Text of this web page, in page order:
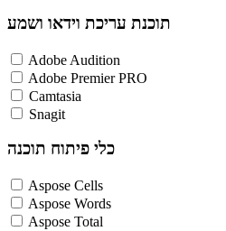
תוכנת עריכת וידאו ושמע
Adobe Audition
Adobe Premier PRO
Camtasia
Snagit
כלי פיתוח תוכנה
Aspose Cells
Aspose Words
Aspose Total